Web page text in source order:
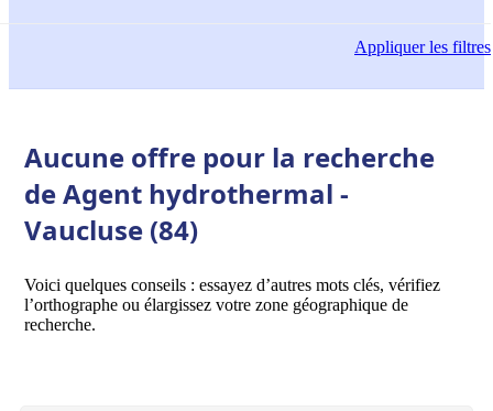
Appliquerles filtres
Aucune offre pour la recherche
de Agent hydrothermal -
Vaucluse (84)
Voici quelques conseils : essayez d’autres mots clés, vérifiez
l’orthographe ou élargissez votre zone géographique de
recherche.